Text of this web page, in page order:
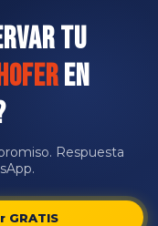
tu
en
Respuesta